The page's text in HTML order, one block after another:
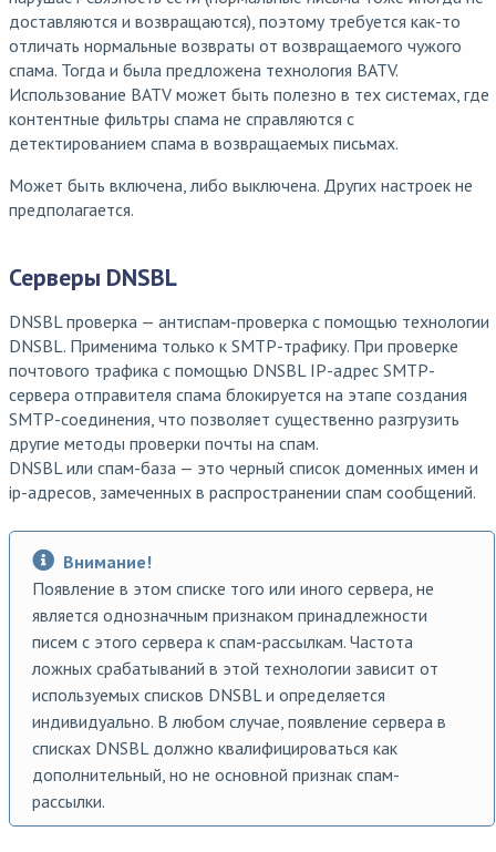
доставляются и возвращаются), поэтому требуется как-то
отличать нормальные возвраты от возвращаемого чужого
спама. Тогда и была предложена технология BATV.
Использование BATV может быть полезно в тех системах, где
контентные фильтры спама не справляются с
детектированием спама в возвращаемых письмах.
Может быть включена, либо выключена. Других настроек не
предполагается.
Серверы DNSBL
DNSBL проверка — антиспам-проверка с помощью технологии
DNSBL. Применима только к SMTP-трафику. При проверке
почтового трафика с помощью DNSBL IP-адрес SMTP-
сервера отправителя спама блокируется на этапе создания
SMTP-соединения, что позволяет существенно разгрузить
другие методы проверки почты на спам.
DNSBL или спам-база — это черный список доменных имен и
ip-адресов, замеченных в распространении спам сообщений.
Внимание!
Появление в этом списке того или иного сервера, не
является однозначным признаком принадлежности
писем с этого сервера к спам-рассылкам. Частота
ложных срабатываний в этой технологии зависит от
используемых списков DNSBL и определяется
индивидуально. В любом случае, появление сервера в
списках DNSBL должно квалифицироваться как
дополнительный, но не основной признак спам-
рассылки.